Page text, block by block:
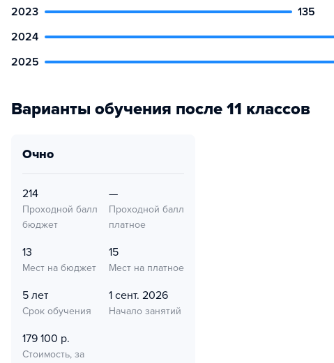
2023
135
2024
2025
Варианты обучения после 11 классов
очно
214
Проходной балл
бюджет
—
Проходной балл
платное
13
Мест на бюджет
15
Мест на платное
5 лет
Срок обучения
1 сент. 2026
Начало занятий
179 100 р.
Стоимость, за